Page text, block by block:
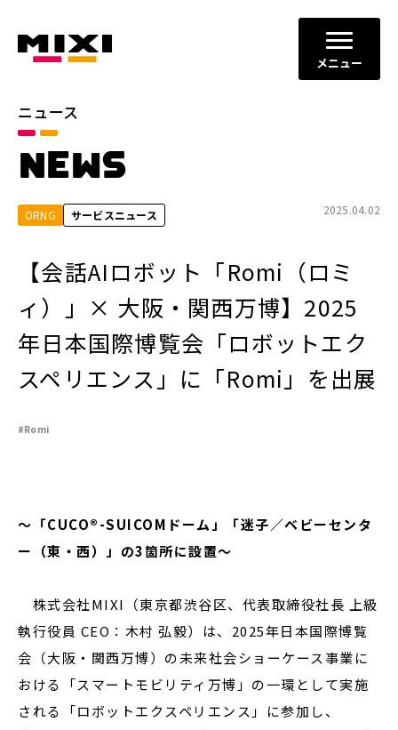
メニュー
ニュース
NEWS
ORNG サービスニュース 2025.04.02
【会話AIロボット「Romi（ロミ
ィ）」× 大阪・関西万博】2025
年日本国際博覧会「ロボットエク
スペリエンス」に「Romi」を出展
#Romi
～「CUCO®-SUICOMドーム」「迷子／ベビーセンタ
ー（東・西）」の3箇所に設置～
株式会社MIXI（東京都渋谷区、代表取締役社長 上級
執行役員 CEO：⽊村 弘毅）は、2025年日本国際博覧
会（大阪・関西万博）の未来社会ショーケース事業に
おける「スマートモビリティ万博」の一環として実施
される「ロボットエクスペリエンス」に参加し、
カテゴリ
お知らせ
2026年 2025年
2024年